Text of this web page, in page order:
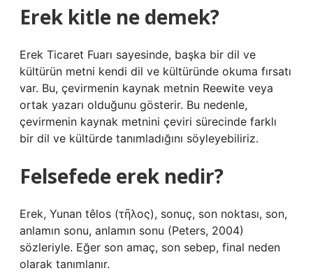
Erek kitle ne demek?
Erek Ticaret Fuarı sayesinde, başka bir dil ve
kültürün metni kendi dil ve kültüründe okuma fırsatı
var. Bu, çevirmenin kaynak metnin Reewite veya
ortak yazarı olduğunu gösterir. Bu nedenle,
çevirmenin kaynak metnini çeviri sürecinde farklı
bir dil ve kültürde tanımladığını söyleyebiliriz.
Felsefede erek nedir?
Erek, Yunan têlos (τῆλος), sonuç, son noktası, son,
anlamın sonu, anlamın sonu (Peters, 2004)
sözleriyle. Eğer son amaç, son sebep, final neden
olarak tanımlanır.